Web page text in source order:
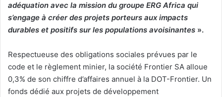
adéquation avec la mission du groupe ERG Africa qui
s’engage à créer des projets porteurs aux impacts
durables et positifs sur les populations avoisinantes ».
Respectueuse des obligations sociales prévues par le
code et le règlement minier, la société Frontier SA alloue
0,3% de son chiffre d’affaires annuel à la DOT-Frontier. Un
fonds dédié aux projets de développement